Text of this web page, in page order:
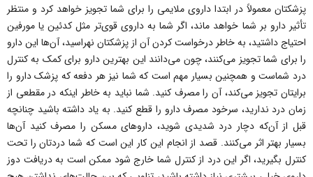
پزشکتان معمولاً در ابتدا داروی ملایمی را برای شما تجویز خواهد کرد و منتظر
تأثیر دارو بر شما خواهد ماند، اگر شما به داروی قوی‌تر مثل کدئین یا مورفین
احتیاج داشتید، به خاطر درخواست کردن آن از پزشکتان نهراسید، آن‌ها این دارو
را برای شما تجویز می‌کنند، چون می‌دانند این بهترین دارو برای کمک به کنترل
درد شماست و همچنین بسیار مهم است که شما نیز هر دفعه که پزشک دارو را
برایتان تجویز می‌کند، آن را مصرف کنید. شما نباید به خاطر اینکه در مقطعی از
زمان درد ندارید، سرخود مصرف دارو را قطع کنید. به یاد داشته باشید چنانچه
قبل از آن‌که دچار درد شدیدی شوید، داروهای مسکن را مصرف کنید آن‌ها
بسیار بهتر اثر می‌کنند. قصد از انجام این کار این است که شما دردتان را تحت
کنترل بگیرید، اگر این درد از کنترل شما خارج شود ممکن است به دریافت دوز